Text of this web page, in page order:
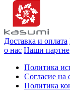
Доставка и оплата
о нас Наши
Политика
Согласие на
Политика